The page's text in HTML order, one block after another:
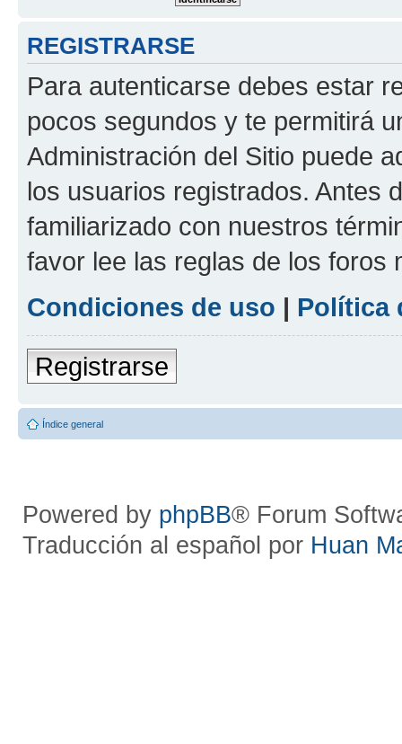
REGISTRARSE
Para autenticarse debes estar
pocos segundos y te permitirá
Administración del Sitio puede
los usuarios registrados. Antes
familiarizado con nuestros
favor lee las reglas de los foros
Condiciones de uso | Política
Registrarse
Índice general
Powered by phpBB® Forum
Traducción al español por Huan